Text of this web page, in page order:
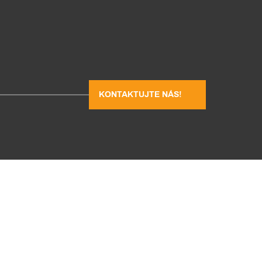
KONTAKTUJTE NÁS!